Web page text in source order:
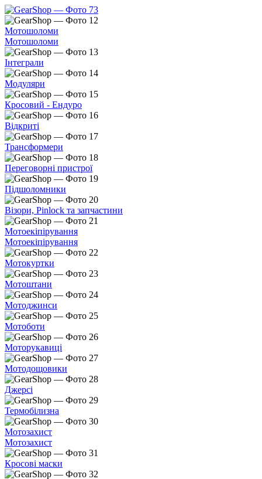
Мотошоломи
Мотошоломи
Інтеграли
Модуляри
Кросовий - Ендуро
Відкриті
Трансформери
Переговорні пристрої
Підшоломники
Візори, Pinlock та запчастини
Мотоекіпірування
Мотоекіпірування
Мотокуртки
Мотоштани
Мотоджинси
Мотоботи
Моторукавиці
Мотодощовики
Джерсі
Термобілизна
Мотозахист
Мотозахист
Кросові маски